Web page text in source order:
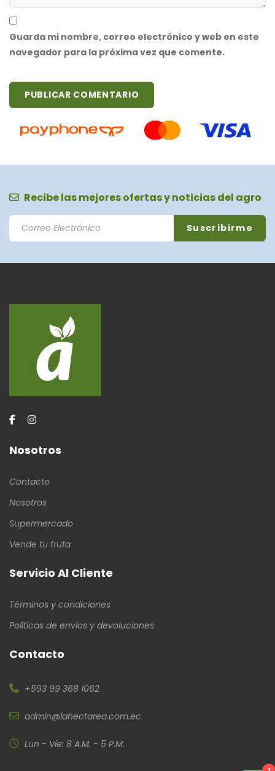
Guarda mi nombre, correo electrónico y web en este
navegador para la próxima vez que comente.
Recibe las mejores ofertas y noticias del agro
Nosotros
Contacto
Nosotros
Supermercado
Vende tu fruta
Servicio Al Cliente
Términos y condiciones
Políticas de envíos y devoluciones
Contacto
+593 99 368 1062
admin@lahectarea.com.ec
Lun - Vie: 8 A.M. - 5 P.M.